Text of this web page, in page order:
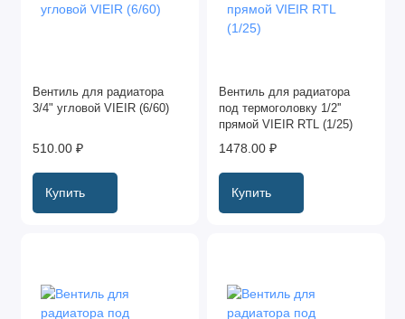
Вентиль для радиатора
3/4" угловой VIEIR (6/60)
510.00 ₽
Купить
Вентиль для радиатора
под термоголовку 1/2''
прямой VIEIR RTL (1/25)
1478.00 ₽
Купить